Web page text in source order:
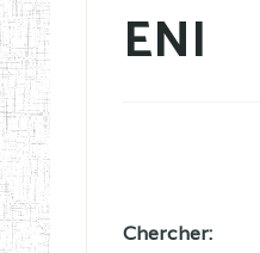
ENI
Chercher: